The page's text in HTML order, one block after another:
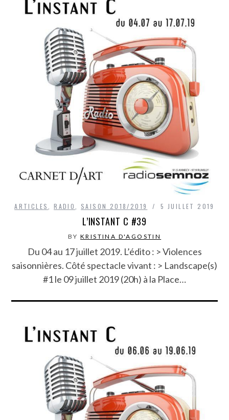
ARTICLES ,RADIO SAISON 2018/2019 5 JUILLET 2019
L’INSTANT C #39
BY KRISTINA D'AGOSTIN
Du 04 au 17 juillet 2019. L’édito : > Violences
saisonnières. Côté spectacle vivant : > Landscape(s)
#1 le 09 juillet 2019 (20h) à la Place…